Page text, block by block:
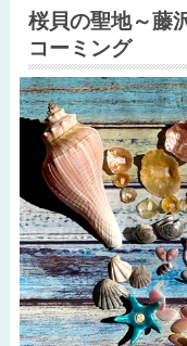
桜貝の聖地～藤
コーミング